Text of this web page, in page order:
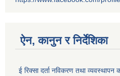
ऐन, कानुन र निर्देशिका
ई रिक्सा दर्ता नविकरण तथा व्यवस्थापन